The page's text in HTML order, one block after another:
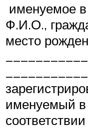
именуемое
Ф.И.О.,
место
именуемый в